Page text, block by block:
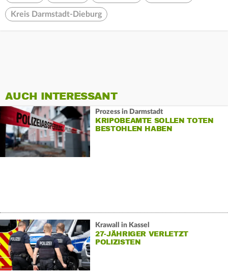
Kreis Darmstadt-Dieburg
AUCH INTERESSANT
Prozess in Darmstadt
KRIPOBEAMTE SOLLEN TOTEN
BESTOHLEN HABEN
Krawall in Kassel
27-JÄHRIGER VERLETZT
POLIZISTEN